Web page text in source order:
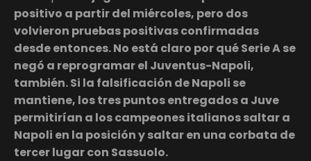
positivo a partir del miércoles, pero dos
volvieron pruebas positivas confirmadas
desde entonces. No está claro por qué Serie A se
negó a reprogramar el Juventus-Napoli,
también. Si la falsificación de Napoli se
mantiene, los tres puntos entregados a Juve
permitirían a los campeones italianos saltar a
Napoli en la posición y saltar en una corbata de
tercer lugar con Sassuolo.